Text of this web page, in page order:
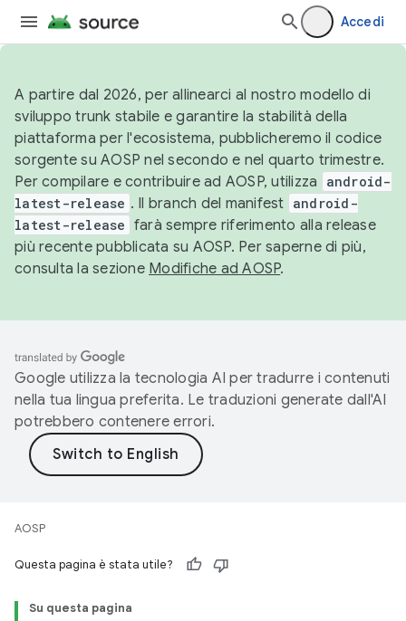
Accedi
A partire dal 2026, per allinearci al nostro modello di
sviluppo trunk stabile e garantire la stabilità della
piattaforma per l'ecosistema, pubblicheremo il codice
sorgente su AOSP nel secondo e nel quarto trimestre.
Per compilare e contribuire ad AOSP, utilizza
android-
latest-release . Il branch del manifest android-
latest-release farà sempre riferimento alla release
più recente pubblicata su AOSP. Per saperne di più,
consulta la sezione Modifiche ad AOSP.
Google utilizza la tecnologia AI per tradurre i contenuti
nella tua lingua preferita. Le traduzioni generate dall'AI
potrebbero contenere errori.
AOSP
Questa pagina è stata utile?
Su questa pagina